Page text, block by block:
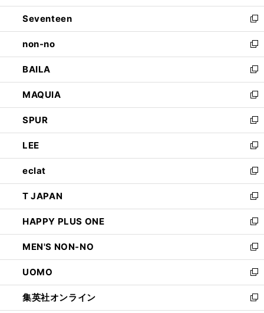
開
く
ウ
で
開
く
ン
ド
ウ
で
開
く
Seventeen
新
し
い
ウ
ィ
ン
ド
ウ
で
開
く
non-no
新
し
い
ウ
ィ
ン
ド
ウ
で
開
く
BAILA
新
し
い
ウ
ィ
ン
ド
ウ
で
開
く
MAQUIA
新
し
い
ウ
ィ
ン
ド
ウ
で
開
く
SPUR
新
し
い
ウ
ィ
ン
ド
ウ
で
開
く
LEE
新
し
い
ウ
ィ
ン
ド
ウ
で
開
く
eclat
新
し
い
ウ
ィ
ン
ド
ウ
で
開
く
T JAPAN
新
し
い
ウ
ィ
ン
ド
ウ
で
開
HAPPY PLUS ONE
新
し
い
ウ
ィ
ン
ド
ウ
MEN'S NON-NO
新
し
い
ウ
ィ
UOMO
新
し
い
集英社オンライン
新